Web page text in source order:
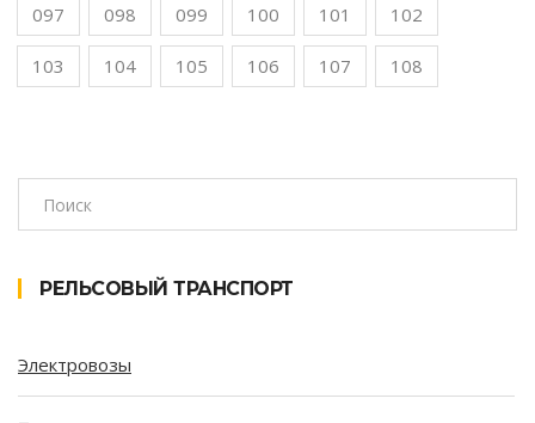
097 098 099 100 101 102
103 104 105 106 107 108
РЕЛЬСОВЫЙ ТРАНСПОРТ
Электровозы